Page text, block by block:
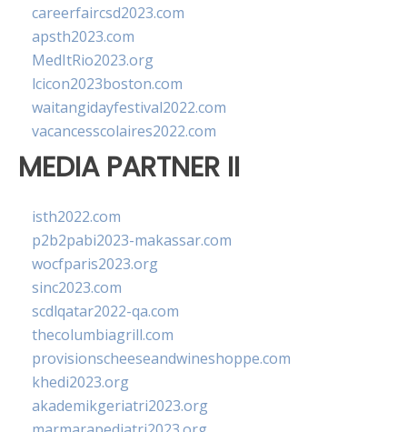
careerfaircsd2023.com
apsth2023.com
MedItRio2023.org
lcicon2023boston.com
waitangidayfestival2022.com
vacancesscolaires2022.com
MEDIA PARTNER II
isth2022.com
p2b2pabi2023-makassar.com
wocfparis2023.org
sinc2023.com
scdlqatar2022-qa.com
thecolumbiagrill.com
provisionscheeseandwineshoppe.com
khedi2023.org
akademikgeriatri2023.org